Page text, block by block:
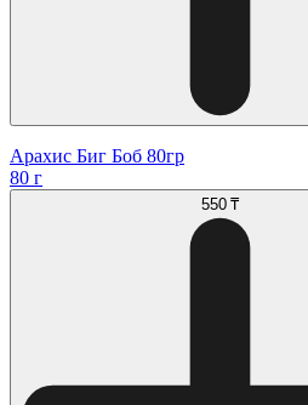
Арахис Биг Боб 80гр
80 г
550 ₸